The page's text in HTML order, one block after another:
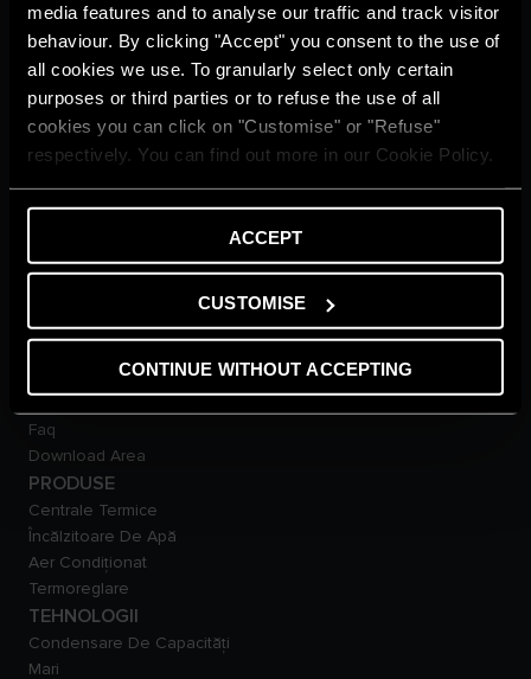
media features and to analyse our traffic and track visitor
behaviour. By clicking "Accept" you consent to the use of
all cookies we use. To granularly select only certain
purposes or third parties or to refuse the use of all
cookies you can click on "Customise" or "Refuse"
respectively. You can find out more in our Cookie Policy.
ACCEPT
CUSTOMISE
CONTINUE WITHOUT ACCEPTING
ARISTON GROUP
Despre Noi
Carieră
THE COMFORT WAY
Locuință
Noutăți
SUPORT
Promoții
Anunțuri Importante:
Faq
Download Area
PRODUSE
Centrale Termice
Încălzitoare De Apă
Aer Condiționat
Termoreglare
TEHNOLOGII
Condensare De Capacităţi
Mari